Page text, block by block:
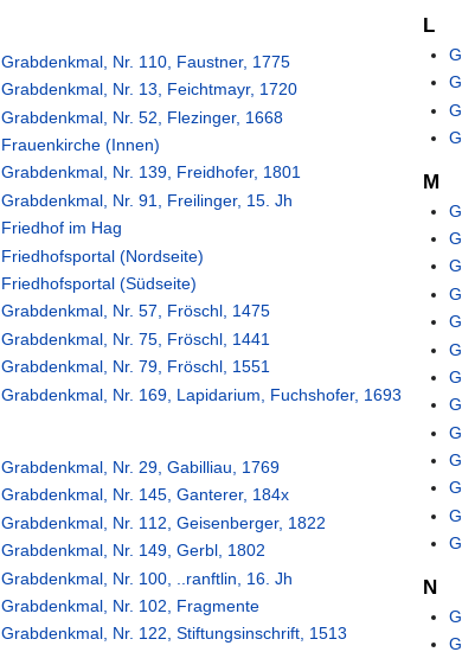
Grabdenkmal, Nr. 110, Faustner, 1775
Grabdenkmal, Nr. 13, Feichtmayr, 1720
Grabdenkmal, Nr. 52, Flezinger, 1668
Frauenkirche (Innen)
Grabdenkmal, Nr. 139, Freidhofer, 1801
Grabdenkmal, Nr. 91, Freilinger, 15. Jh
Friedhof im Hag
Friedhofsportal (Nordseite)
Friedhofsportal (Südseite)
Grabdenkmal, Nr. 57, Fröschl, 1475
Grabdenkmal, Nr. 75, Fröschl, 1441
Grabdenkmal, Nr. 79, Fröschl, 1551
Grabdenkmal, Nr. 169, Lapidarium, Fuchshofer, 1693
Grabdenkmal, Nr. 29, Gabilliau, 1769
Grabdenkmal, Nr. 145, Ganterer, 184x
Grabdenkmal, Nr. 112, Geisenberger, 1822
Grabdenkmal, Nr. 149, Gerbl, 1802
Grabdenkmal, Nr. 100, ..ranftlin, 16. Jh
Grabdenkmal, Nr. 102, Fragmente
Grabdenkmal, Nr. 122, Stiftungsinschrift, 1513
L
M
N